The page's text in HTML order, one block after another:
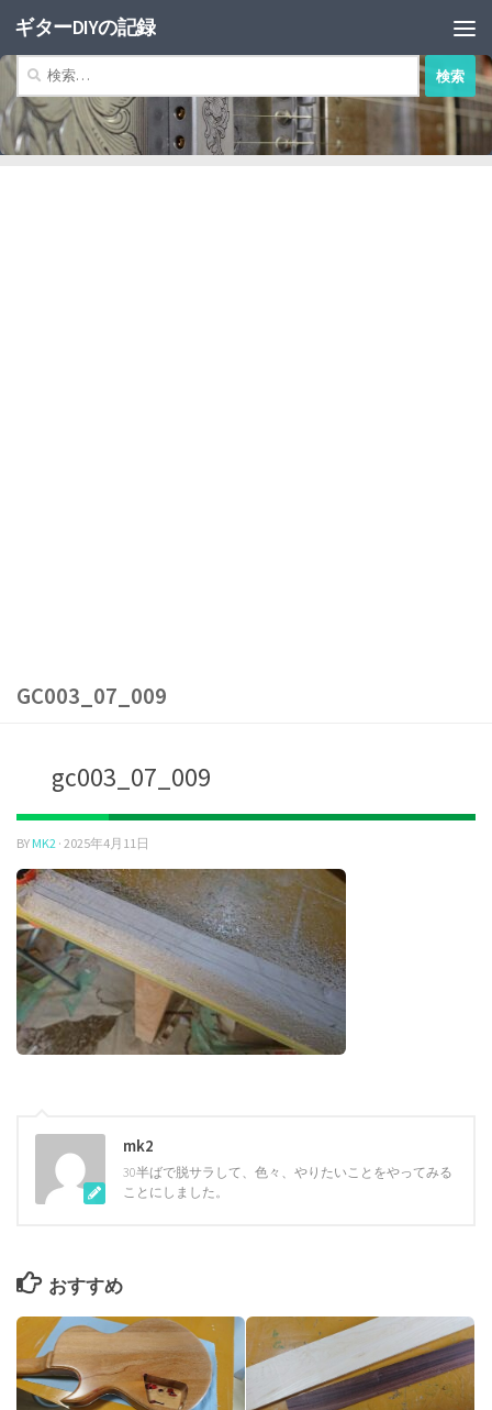
コンテンツへスキップ
ギターDIYの記録
索:
GC003_07_009
gc003_07_009
BY MK2 · 2025年4月11日
mk2
30半ばで脱サラして、色々、やりたいことをやってみる
ことにしました。
おすすめ